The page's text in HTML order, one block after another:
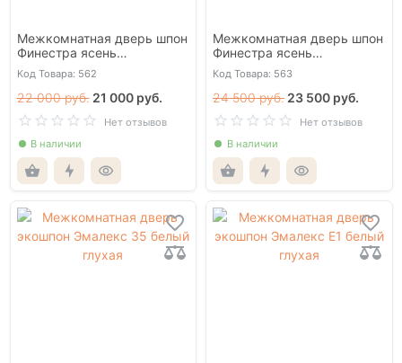
Межкомнатная дверь шпон
Финестра ясень
карамельный глухая
Код Товара: 562
22 000 руб. 21 000 руб.
Нет отзывов
В наличии
Межкомнатная дверь шпон
Финестра ясень
карамельный со стеклом
Код Товара: 563
24 500 руб. 23 500 руб.
Нет отзывов
В наличии